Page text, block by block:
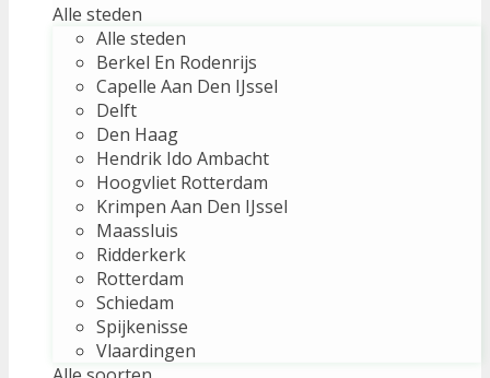
Alle steden
Alle steden
Berkel En Rodenrijs
Capelle Aan Den IJssel
Delft
Den Haag
Hendrik Ido Ambacht
Hoogvliet Rotterdam
Krimpen Aan Den IJssel
Maassluis
Ridderkerk
Rotterdam
Schiedam
Spijkenisse
Vlaardingen